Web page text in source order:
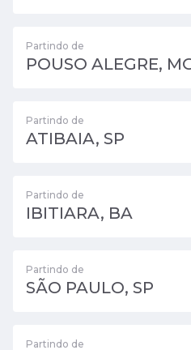
Partindo de
POUSO ALEGRE,
Partindo de
ATIBAIA, SP
Partindo de
IBITIARA, BA
Partindo de
SÃO PAULO, SP
Partindo de